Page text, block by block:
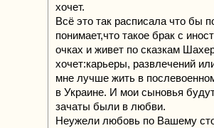
хочет.
Всё это так расписала что бы
понимает,что такое брак с
очках и живет по сказкам
хочет:карьеры, развлечений
мне лучше жить в
в Украине. И мои сыновья
зачаты были в любви.
Неужели любовь по Вашему